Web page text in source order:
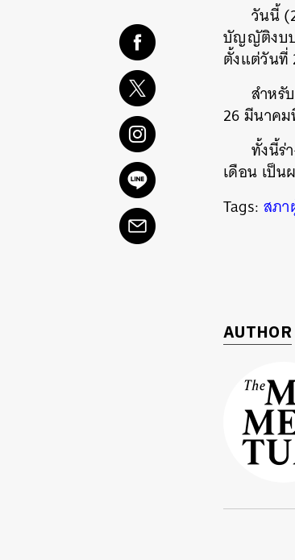
วันนี้
บัญญัติงบป
ตั้งแต่วันที่
สำหรั
26 มีนาค
ทั้งนี้ร่
เดือน เป็น
Tags: สภ
AUTHOR